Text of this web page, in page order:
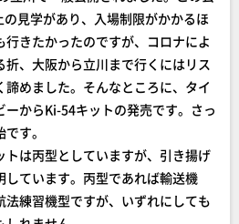
見学があり、入場制限がかかるほ
行きたかったのですが、コロナによ
、大阪から立川まで行くにはリス
めました。そんなところに、タイ
ーからKi-54キットの発売です。さっ
す。
は丙型としていますが、引き揚げ
ています。丙型であれば輸送機
練習機型ですが、いずれにしても